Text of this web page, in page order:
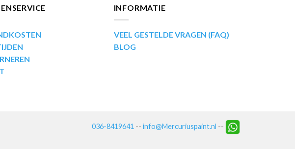
INFORMATIE
VEEL GESTELDE VRAGEN (FAQ)
BLOG
036-8419641 -- info@Mercuriuspaint.nl --